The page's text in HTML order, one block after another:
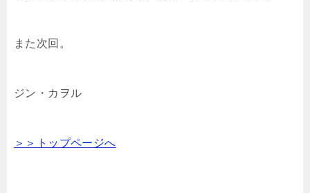
また次回。
ジン・カヲル
＞＞トップページへ